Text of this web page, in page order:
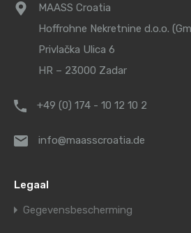
MAASS Croatia
Hoffrohne Nekretnine d.o.o.
Privlačka Ulica 6
HR – 23000 Zadar
+49 (0) 174 - 10 12 10 2
info@maasscroatia.de
Legaal
Gegevensbescherming